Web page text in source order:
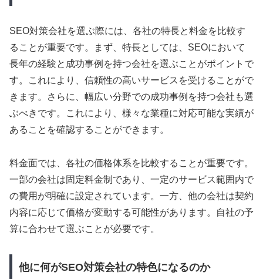
SEO対策会社を選ぶ際には、各社の特長と料金を比較す
ることが重要です。まず、特長としては、SEOにおいて
長年の経験と成功事例を持つ会社を選ぶことがポイントで
す。これにより、信頼性の高いサービスを受けることがで
きます。さらに、幅広い分野での成功事例を持つ会社も選
ぶべきです。これにより、様々な業種に対応可能な実績が
あることを確認することができます。
料金面では、各社の価格体系を比較することが重要です。
一部の会社は固定料金制であり、一定のサービス範囲内で
の費用が明確に設定されています。一方、他の会社は契約
内容に応じて価格が変動する可能性があります。自社の予
算に合わせて選ぶことが必要です。
他に何がSEO対策会社の特色になるのか